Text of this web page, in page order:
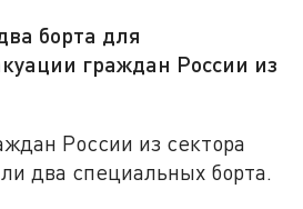
борта для
граждан России из
России из сектора
два специальных борта.